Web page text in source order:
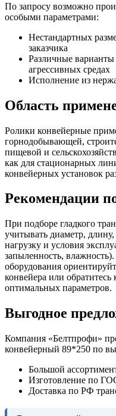
По запросу возможно
особыми параметрами:
Нестандартных
заказчика
Различные
агрессивных средах
Исполнение из
Область
Ролики конвейерные
горнодобывающей,
пищевой и
как для стационарных
конвейерных установок
Рекомендации
При подборе гладкого
учитывать диаметр,
нагрузку и условия
запыленность,
оборудования
конвейера или
оптимальных параметров.
Выгодное
Компания «Белтпрофи»
конвейерный 89*250 по
Большой
Изготовление по
Доставка по РФ